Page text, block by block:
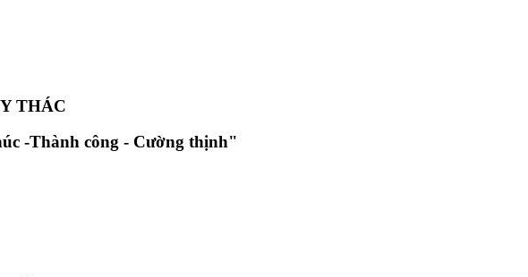
THÁC
-Thành công - Cường thịnh"